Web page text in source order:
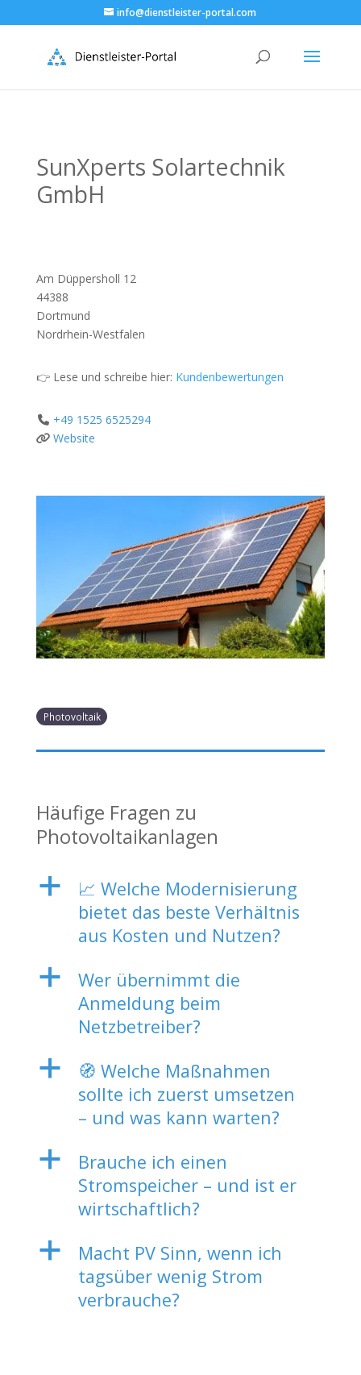
info@dienstleister-portal.com
SunXperts Solartechnik
GmbH
Am Düppersholl 12
44388
Dortmund
Nordrhein-Westfalen
👉 Lese und schreibe hier: Kundenbewertungen
+49 1525 6525294
Website
Photovoltaik
Häufige Fragen zu
Photovoltaikanlagen
a
📈 Welche Modernisierung
bietet das beste Verhältnis
aus Kosten und Nutzen?
a
Wer übernimmt die
Anmeldung beim
Netzbetreiber?
a
🧭 Welche Maßnahmen
sollte ich zuerst umsetzen
– und was kann warten?
a
Brauche ich einen
Stromspeicher – und ist er
wirtschaftlich?
a
Macht PV Sinn, wenn ich
tagsüber wenig Strom
verbrauche?